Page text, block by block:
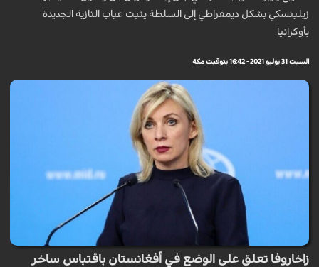
زيلينسكي بشكل ديمقراطي إلى السلطة يثبت غياب النازية الجديدة
بأوكرانيا.
السبت 31 يوليو 2021 - 16:42 بتوقيت مكة
زاخاروفا تعلق على الوضع في أفغانستان باقتباس ساخر